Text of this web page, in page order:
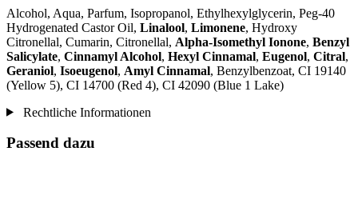
Alcohol, Aqua, Parfum, Isopropanol, Ethylhexylglycerin, Peg-40
Hydrogenated Castor Oil, Linalool, Limonene, Hydroxy
Citronellal, Cumarin, Citronellal, Alpha-Isomethyl Ionone, Benzyl
Salicylate, Cinnamyl Alcohol, Hexyl Cinnamal, Eugenol, Citral,
Geraniol, Isoeugenol, Amyl Cinnamal, Benzylbenzoat, CI 19140
(Yellow 5), CI 14700 (Red 4), CI 42090 (Blue 1 Lake)
Rechtliche Informationen
Passend dazu